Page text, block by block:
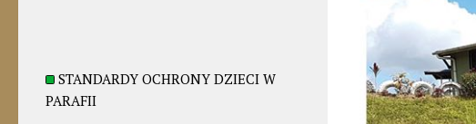
STANDARDY OCHRONY DZIECI W
PARAFII